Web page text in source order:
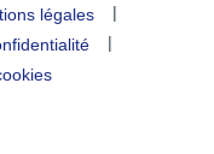
légales
|
|